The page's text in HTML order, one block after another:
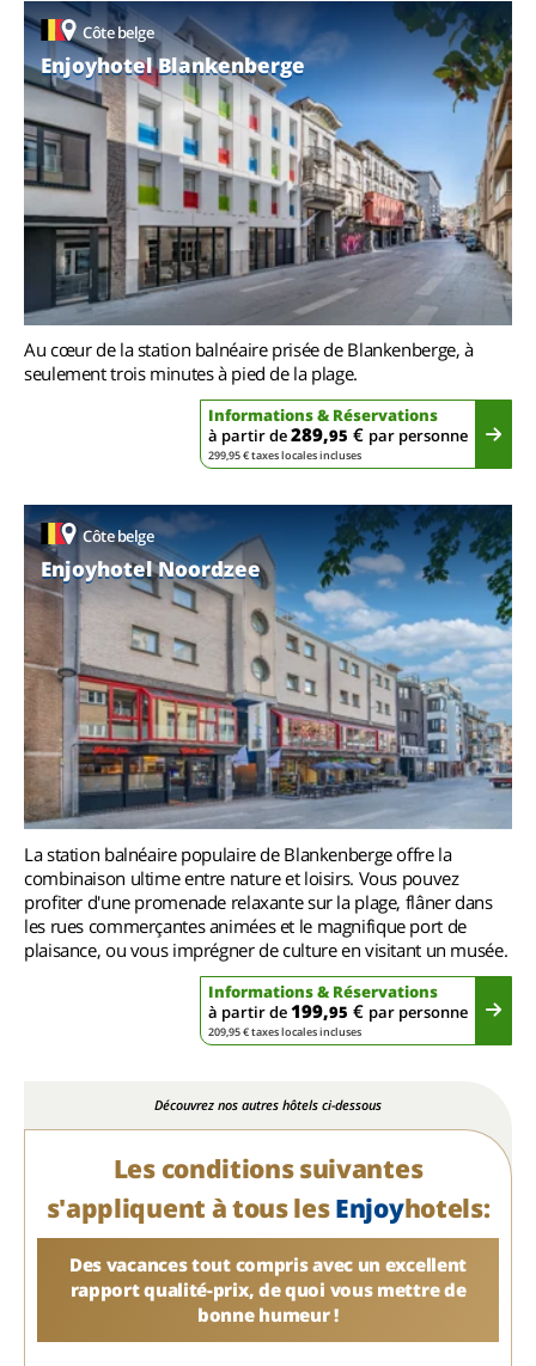
Côte belge
Enjoyhotel Blankenberge
Au cœur de la station balnéaire prisée de Blankenberge, à
seulement trois minutes à pied de la plage.
Informations & Réservations
à partir de289,95 € par personne
299,95 € taxes locales incluses
Côte belge
Enjoyhotel Noordzee
La station balnéaire populaire de Blankenberge offre la
combinaison ultime entre nature et loisirs. Vous pouvez
profiter d'une promenade relaxante sur la plage, flâner dans
les rues commerçantes animées et le magnifique port de
plaisance, ou vous imprégner de culture en visitant un musée.
Informations & Réservations
à partir de199,95 € par personne
209,95 € taxes locales incluses
Découvrez nos autres hôtels ci-dessous
Les conditions suivantes
s'appliquent à tous lesEnjoyhotels:
Des vacances tout compris avec un excellent
rapport qualité-prix, de quoi vous mettre de
bonne humeur !